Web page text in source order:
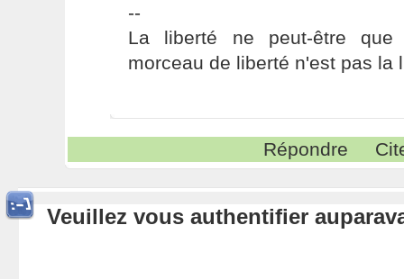
--
La liberté ne peut-être
morceau de liberté n'est pas la
Répondre
Veuillez vous authentifier